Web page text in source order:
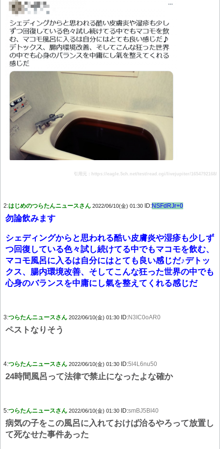
引用元：https://eagle.5ch.net/test/read.cgi/livejupiter/1654792168/
2:はじめのつらたんニュースさん 2022/06/10(金) 01:30 ID:NSFdRJr+0
勿論飲みます
シェディングからと思われる酷い皮膚炎や湿疹も少しず
つ回復している色々試し続けてる中でもマコモを飲む、
マコモ風呂に入るは自分にはとても良い感じだ♪デトッ
クス、腸内環境改善、そしてこんな狂った世界の中でも
心身のバランスを中庸にし氣を整えてくれる感じだ
3:つらたんニュースさん 2022/06/10(金) 01:30 ID:N3IC0oAR0
ペストなりそう
4:つらたんニュースさん 2022/06/10(金) 01:30 ID:5l4L6nu50
24時間風呂って法律で禁止になったよな確か
5:つらたんニュースさん 2022/06/10(金) 01:30 ID:smBJ5BI40
病気の子をこの風呂に入れておけば治るやろって放置し
て死なせた事件あった